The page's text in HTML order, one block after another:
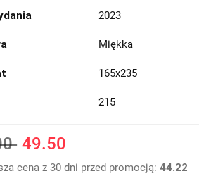
2023
Miękka
165x235
215
49.50
cena z 30 dni przed promocją:44.22